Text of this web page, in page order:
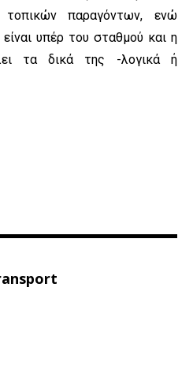
τοπικών παραγόντων, ενώ
υπέρ του σταθμού και η
τα δικά της -λογικά ή